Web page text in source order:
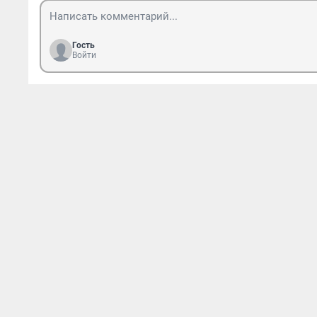
Гость
Войти